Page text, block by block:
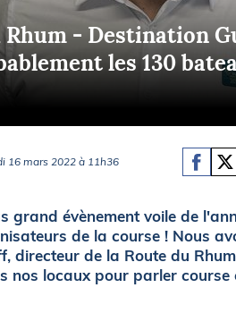
- Destination
les 130
16 mars 2022 à 11h36
grand évènement voile de
de la course ! Nous
directeur de la Route du
nos locaux pour parler course